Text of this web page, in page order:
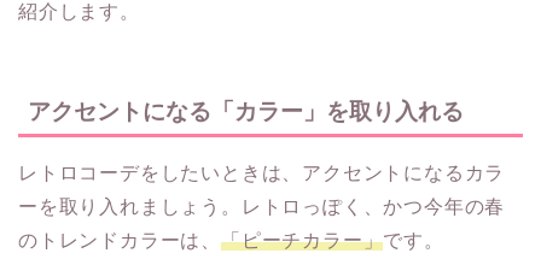
紹介します。
アクセントになる「カラー」を取り入れる
レトロコーデをしたいときは、アクセントになるカラ
ーを取り入れましょう。レトロっぽく、かつ今年の春
のトレンドカラーは、「ピーチカラー」です。